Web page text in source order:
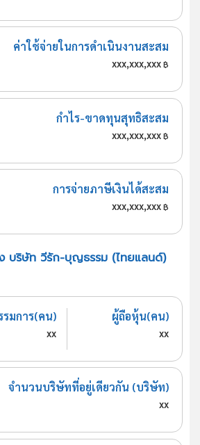
ค่าใช้จ่ายในการดำเนินงานสะสม
xxx,xxx,xxx฿
กำไร-ขาดทุนสุทธิสะสม
xxx,xxx,xxx฿
การจ่ายภาษีเงินได้สะสม
xxx,xxx,xxx฿
บริษัท วีรัก-บุญธรรม (ไทยแลนด์)
รมการ(คน)
xx
ผู้ถือหุ้น(คน)
xx
จำนวนบริษัทที่อยู่เดียวกัน (บริษัท)
xx